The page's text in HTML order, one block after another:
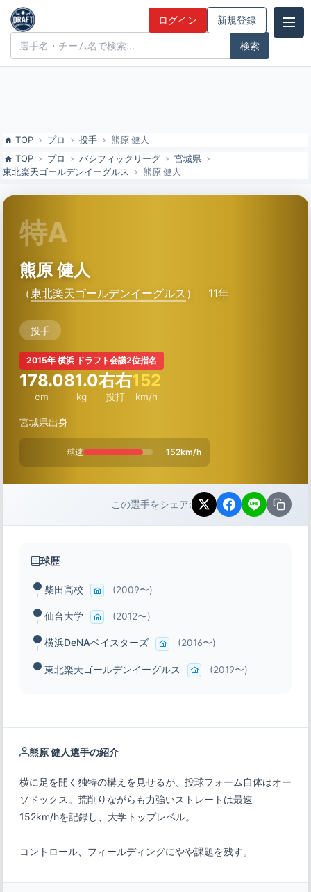
熊原 健人（東北楽天ゴールデンイーグルス）の特徴とドラフト評価 |
ドラフト候補とみんなの評価
ドラフト候補とみんなの評価 ログイン 新規登録
TOP プロ 投手
熊原 健人
TOP
プロ パシフィックリーグ
宮城県
東北楽天ゴールデンイーグルス
熊原 健人
特A
熊原 健人
（東北楽天ゴールデンイーグルス ） 11年
投手
2015年 横浜 ドラフト会議2位指名
178.0
cm
81.0
kg
右右
投打
152
km/h
宮城県出身
球速 152km/h
この選手をシェア:
球歴
柴田高校 (2009〜)
仙台大学 (2012〜)
横浜DeNAベイスターズ (2016〜)
東北楽天ゴールデンイーグルス (2019〜)
熊原 健人選手の紹介
横に足を開く独特の構えを見せるが、投球フォーム自体はオー
ソドックス。荒削りながらも力強いストレートは最速
コントロール、フィールディングにやや課題を残す。